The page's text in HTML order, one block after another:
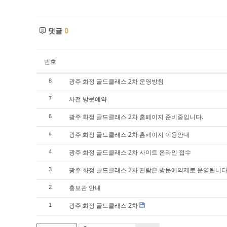
댓글 0
번호
8 광주 화정 골드클래스 2차 운영방침
7 사전 방문예약
6 광주 화정 골드클래스 2차 홈페이지 준비중입니다.
» 광주 화정 골드클래스 2차 홈페이지 이용안내
4 광주 화정 골드클래스 2차 사이트 온라인 접수
3 광주 화정 골드클래스 2차 관람은 방문예약제로 운영됩니
2 홍보관 안내
1 광주 화정 골드클래스 2차